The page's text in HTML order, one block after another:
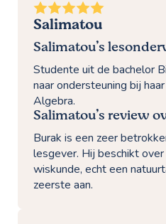
Salimatou
Salimatou’s
Studente uit de bachelor
naar ondersteuning bij
Algebra.
Salimatou’s review
Burak is een zeer
lesgever. Hij beschikt
wiskunde, echt een
zeerste aan.